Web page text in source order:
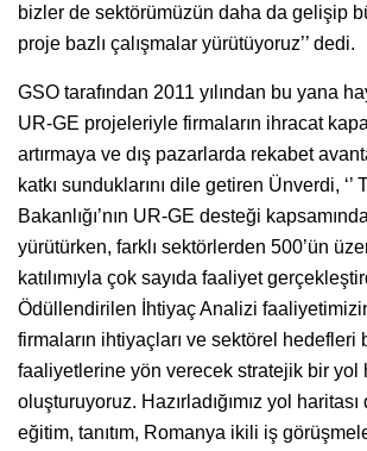
bizler de sektörümüzün daha da gelişip
proje bazlı çalışmalar yürütüyoruz’’ dedi.
GSO tarafından 2011 yılından bu yana
UR-GE projeleriyle firmaların ihracat
artırmaya ve dış pazarlarda rekabet
katkı sunduklarını dile getiren Ünverdi, ‘’
Bakanlığı’nın UR-GE desteği
yürütürken, farklı sektörlerden 500’ün
katılımıyla çok sayıda faaliyet
Ödüllendirilen İhtiyaç Analizi
firmaların ihtiyaçları ve sektörel hedefleri
faaliyetlerine yön verecek stratejik bir yol
oluşturuyoruz. Hazırladığımız yol
eğitim, tanıtım, Romanya ikili iş